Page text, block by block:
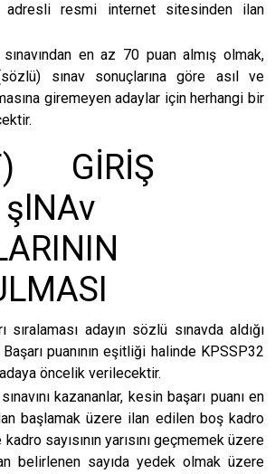
adresli resmi internet sitesinden ilan
en az 70 puan almış olmak,
sınav sonuçlarına göre asıl ve
giremeyen adaylar için herhangi bir
şlNAv
sıralaması adayın sözlü sınavda aldığı
Başarı puanının eşitliği halinde KPSSP32
öncelik verilecektir.
kazananlar, kesin başarı puanı en
başlamak üzere ilan edilen boş kadro
sayısının yarısını geçmemek üzere
belirlenen sayıda yedek olmak üzere